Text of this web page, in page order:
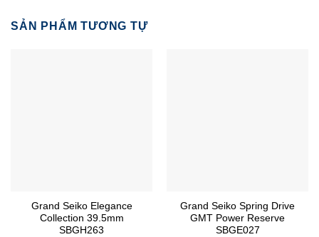
SẢN PHẨM TƯƠNG TỰ
Grand Seiko Elegance
Collection 39.5mm
SBGH263
Grand Seiko Spring Drive
GMT Power Reserve
SBGE027